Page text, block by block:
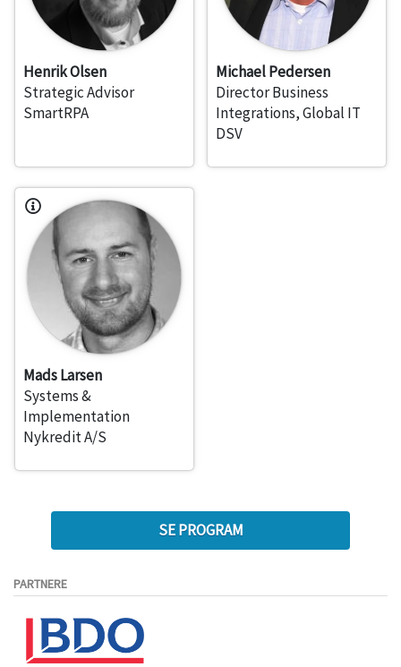
Henrik Olsen
Strategic Advisor
SmartRPA
Michael Pedersen
Director Business
Integrations, Global IT
DSV
Mads Larsen
Systems &
Implementation
Nykredit A/S
SE PROGRAM
PARTNERE